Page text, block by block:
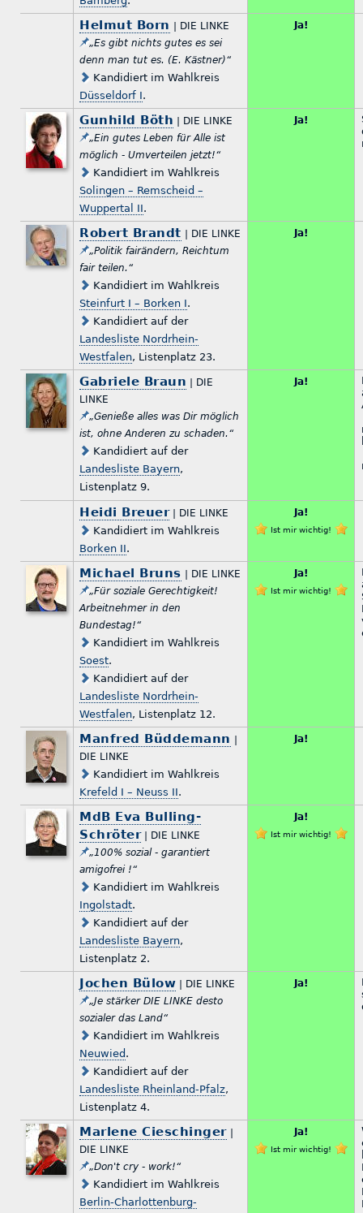
Helmut Born
| DIE LINKE
„Es gibt nichts gutes es sei
denn man tut es. (E. Kästner)“
Kandidiert im Wahlkreis
Düsseldorf I.
Ja!
Gunhild Böth | DIE LINKE
„Ein gutes Leben für Alle ist
möglich - Umverteilen jetzt!“
Kandidiert im Wahlkreis
Solingen – Remscheid –
Wuppertal II.
Ja!
Robert Brandt | DIE LINKE
„Politik fairändern, Reichtum
fair teilen.“
Kandidiert im Wahlkreis
Steinfurt I – Borken I.
Kandidiert auf der
Landesliste Nordrhein-
Westfalen, Listenplatz 23.
Ja!
Gabriele Braun | DIE
LINKE
„Genieße alles was Dir möglich
ist, ohne Anderen zu schaden.“
Kandidiert auf der
Landesliste Bayern,
Listenplatz 9.
Ja!
Heidi Breuer| DIE LINKE
Kandidiert im Wahlkreis
Borken II.
Ja!
Ist mir wichtig!
Michael Bruns | DIE LINKE
„Für soziale Gerechtigkeit!
Arbeitnehmer in den
Bundestag!“
Kandidiert im Wahlkreis
Soest.
Kandidiert auf der
Landesliste Nordrhein-
Westfalen, Listenplatz 12.
Ja!
Ist mir wichtig!
Manfred Büddemann
DIE LINKE
Kandidiert im Wahlkreis
Krefeld I – Neuss II.
Ja!
MdB Eva Bulling-
Schröter| DIE LINKE
„100% sozial - garantiert
amigofrei !“
Kandidiert im Wahlkreis
Ingolstadt.
Kandidiert auf der
Landesliste Bayern,
Listenplatz 2.
Ja!
Ist mir wichtig!
Jochen Bülow | DIE LINKE
„Je stärker DIE LINKE desto
sozialer das Land“
Kandidiert im Wahlkreis
Neuwied .
Kandidiert auf der
Landesliste Rheinland-Pfalz,
Listenplatz 4.
Ja!
Marlene Cieschinger|
DIE LINKE
„Don't cry - work!“
Kandidiert im Wahlkreis
Berlin-Charlottenburg-
Ja!
Ist mir wichtig!